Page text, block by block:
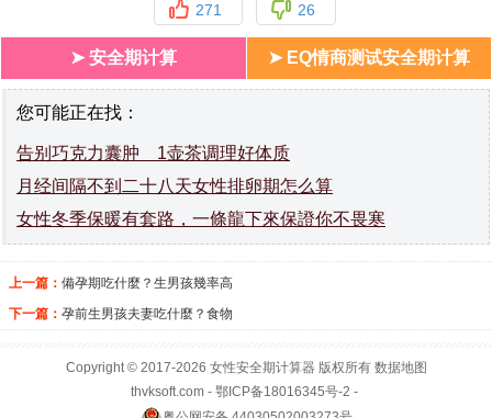
271 26
➤ 安全期计算 ➤ EQ情商测试安全期计算
您可能正在找：
告别巧克力囊肿 1壶茶调理好体质
月经间隔不到二十八天女性排卵期怎么算
女性冬季保暖有套路，一條龍下來保證你不畏寒
上一篇： 備孕期吃什麼？生男孩幾率高
下一篇： 孕前生男孩夫妻吃什麼？食物
Copyright © 2017-2026 女性安全期计算器 版权所有 数据地图
thvksoft.com - 鄂ICP备18016345号-2 -